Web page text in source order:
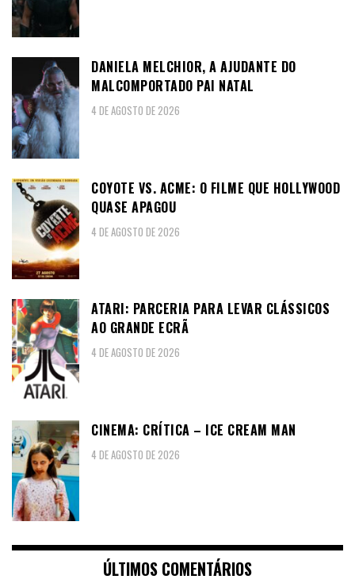
DANIELA MELCHIOR, A AJUDANTE DO
MALCOMPORTADO PAI NATAL
4 DE AGOSTO DE 2026
COYOTE VS. ACME: O FILME QUE HOLLYWOOD
QUASE APAGOU
4 DE AGOSTO DE 2026
ATARI: PARCERIA PARA LEVAR CLÁSSICOS
AO GRANDE ECRÃ
4 DE AGOSTO DE 2026
CINEMA: CRÍTICA – ICE CREAM MAN
4 DE AGOSTO DE 2026
ÚLTIMOS COMENTÁRIOS